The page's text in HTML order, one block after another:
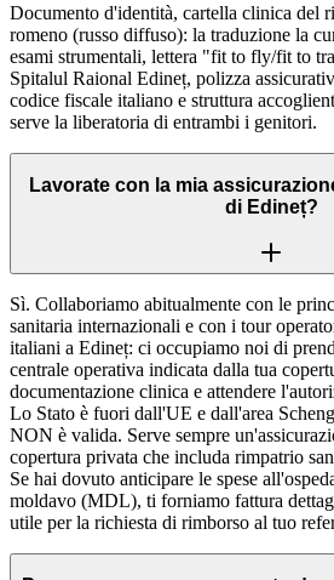
Documento d'identità, cartella clinica del
romeno (russo diffuso): la traduzione la
esami strumentali, lettera "fit to fly/fit to
Spitalul Raional Edineț, polizza
codice fiscale italiano e struttura
serve la liberatoria di entrambi i genitori.
Lavorate con la mia
di Edineț?
Sì. Collaboriamo abitualmente con le
sanitaria internazionali e con i tour
italiani a Edineț: ci occupiamo noi di
centrale operativa indicata dalla tua
documentazione clinica e attendere
Lo Stato è fuori dall'UE e dall'area
NON è valida. Serve sempre
copertura privata che includa rimpatrio
Se hai dovuto anticipare le spese
moldavo (MDL), ti forniamo fattura
utile per la richiesta di rimborso al tuo